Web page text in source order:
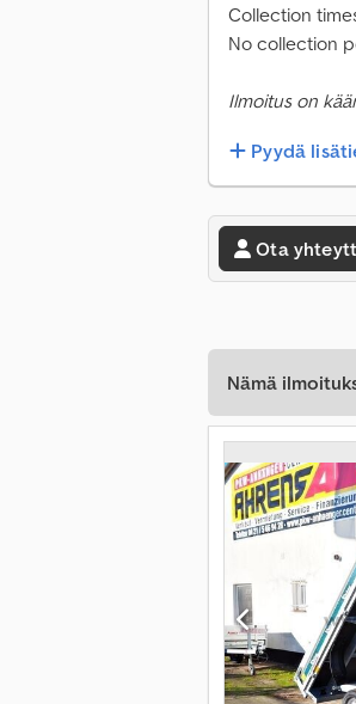
Collection
No collection
Ilmoitus on
Pyydä
Ota
Nämä